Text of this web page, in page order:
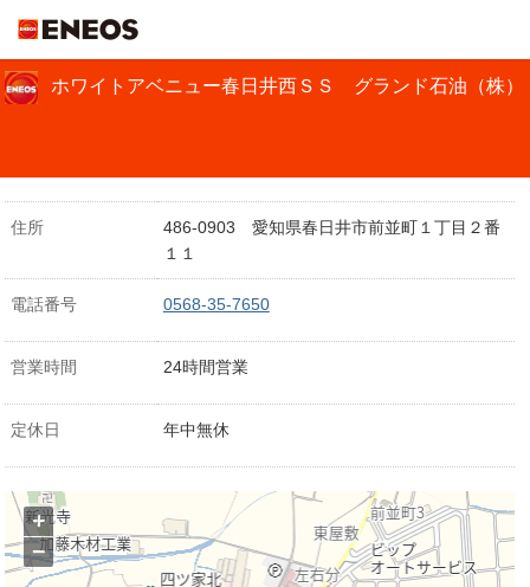
ホワイトアベニュー春日井西ＳＳ グランド石油（株）
住所
486-0903 愛知県春日井市前並町１丁目２番
１１
電話番号 0568-35-7650
営業時間 24時間営業
定休日 年中無休
+
−